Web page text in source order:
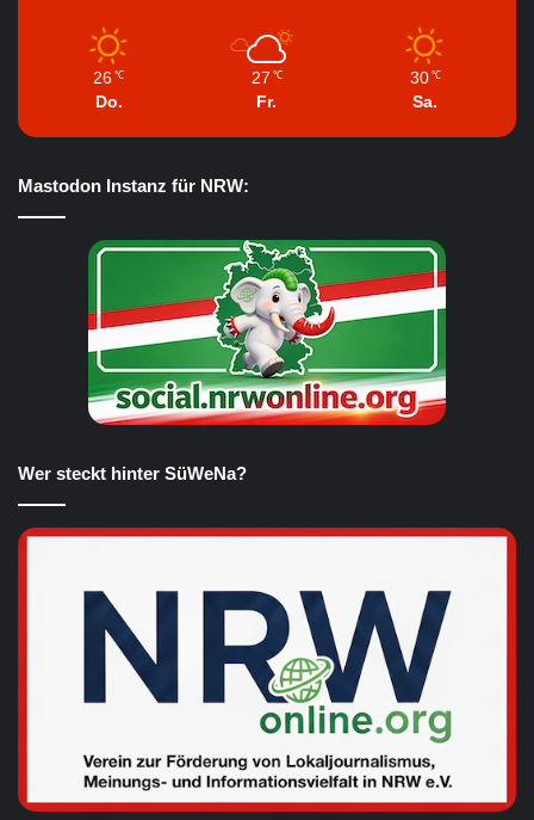
26 ℃
Do.
27 ℃
Fr.
30 ℃
Sa.
Mastodon Instanz für NRW:
Wer steckt hinter SüWeNa?